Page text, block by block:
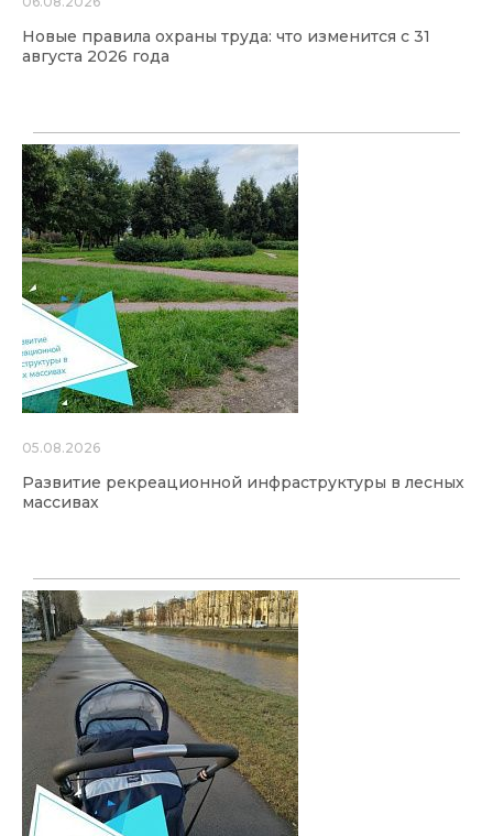
Новые правила охраны труда: что изменится с 31
августа 2026 года
05.08.2026
Развитие рекреационной инфраструктуры в лесных
массивах